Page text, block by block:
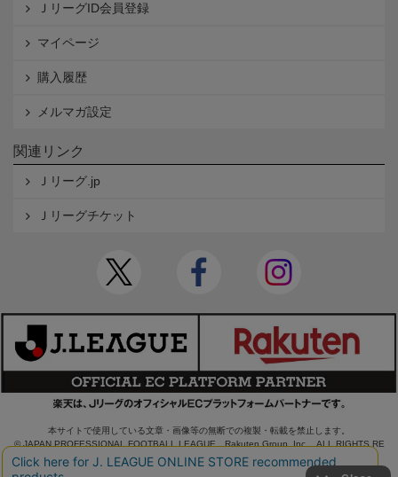
ＪリーグID会員登録
マイページ
購入履歴
メルマガ設定
関連リンク
Ｊリーグ.jp
Ｊリーグチケット
本サイトで使用している文章・画像等の無断での複製・転載を禁止します。
© JAPAN PROFESSIONAL FOOTBALL LEAGUE Rakuten Group, Inc. ALL RIGHTS RE
SERVED.